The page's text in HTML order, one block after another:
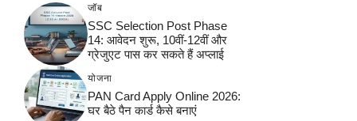
जॉब
SSC Selection Post Phase
14: आवेदन शुरू, 10वीं-12वीं और
ग्रेजुएट पास कर सकते हैं अप्लाई
योजना
PAN Card Apply Online 2026:
घर बैठे पैन कार्ड कैसे बनाएं